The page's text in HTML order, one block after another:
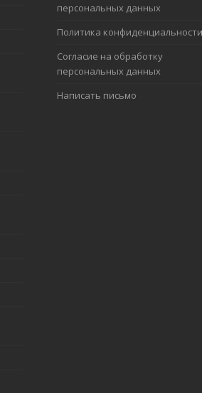
персональных данных
Политика конфиденциальности
Согласие на обработку
персональных данных
Написать письмо